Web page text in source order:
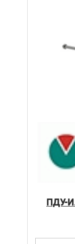
ПДУ-